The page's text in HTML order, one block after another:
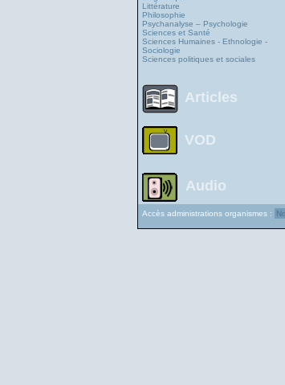
Littérature
Philosophie
Psychanalyse – Psychologie
Sciences et Santé
Sciences Humaines - Ethnologie -
Sociologie
Sciences politiques et sociales
Articles
VOD
Audio
Accès administrations organismes :